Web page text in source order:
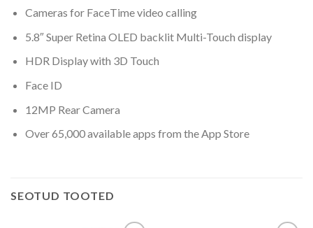
Cameras for FaceTime video calling
5.8″ Super Retina OLED backlit Multi-Touch display
HDR Display with 3D Touch
Face ID
12MP Rear Camera
Over 65,000 available apps from the App Store
SEOTUD TOOTED